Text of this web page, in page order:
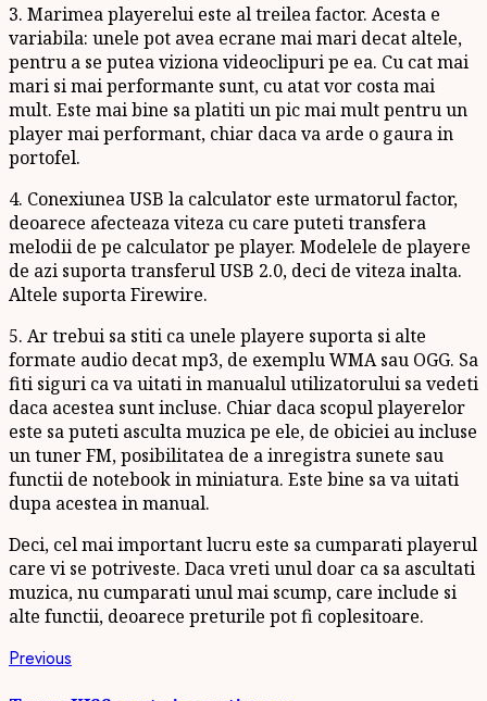
3. Marimea playerelui este al treilea factor. Acesta e
variabila: unele pot avea ecrane mai mari decat altele,
pentru a se putea viziona videoclipuri pe ea. Cu cat mai
mari si mai performante sunt, cu atat vor costa mai
mult. Este mai bine sa platiti un pic mai mult pentru un
player mai performant, chiar daca va arde o gaura in
portofel.
4. Conexiunea USB la calculator este urmatorul factor,
deoarece afecteaza viteza cu care puteti transfera
melodii de pe calculator pe player. Modelele de playere
de azi suporta transferul USB 2.0, deci de viteza inalta.
Altele suporta Firewire.
5. Ar trebui sa stiti ca unele playere suporta si alte
formate audio decat mp3, de exemplu WMA sau OGG. Sa
fiti siguri ca va uitati in manualul utilizatorului sa vedeti
daca acestea sunt incluse. Chiar daca scopul playerelor
este sa puteti asculta muzica pe ele, de obiciei au incluse
un tuner FM, posibilitatea de a inregistra sunete sau
functii de notebook in miniatura. Este bine sa va uitati
dupa acestea in manual.
Deci, cel mai important lucru este sa cumparati playerul
care vi se potriveste. Daca vreti unul doar ca sa ascultati
muzica, nu cumparati unul mai scump, care include si
alte functii, deoarece preturile pot fi coplesitoare.
Continue
Previous